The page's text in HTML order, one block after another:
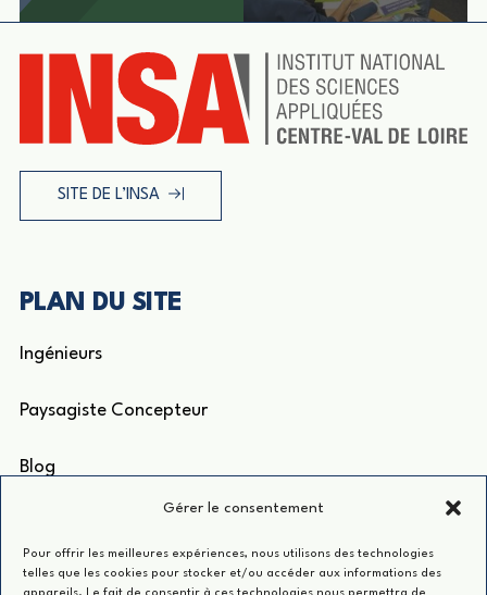
Gérer le consentement
Pour offrir les meilleures expériences, nous utilisons des technologies
telles que les cookies pour stocker et/ou accéder aux informations des
SITE DE L’INSA
PLAN DU SITE
Ingénieurs
Paysagiste Concepteur
Blog
ACCÈS RAPIDE